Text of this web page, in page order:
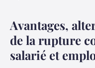
Avantages,
de la rupture
salarié et